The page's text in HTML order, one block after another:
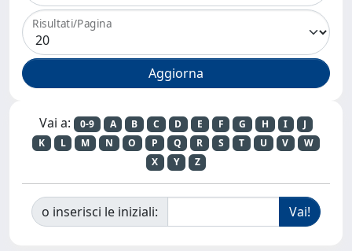
Risultati/Pagina
Vai a: 0-9 A B C D E F G H I
J
K
L M N O P Q R S T U V
W
X
Y Z
o inserisci le iniziali: